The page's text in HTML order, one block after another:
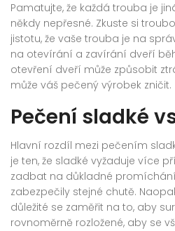
Pamatujte, že každá trouba je
někdy nepřesné. Zkuste si
jistotu, že vaše trouba je na
na otevírání a zavírání dveří
otevření dveří může způsobit
může váš pečený výrobek zničit.
Pečení sladké
Hlavní rozdíl mezi pečením
je ten, že sladké vyžaduje více
zadbat na důkladné
zabezpečily stejné chutě.
důležité se zaměřit na to, aby
rovnoměrně rozložené, aby se